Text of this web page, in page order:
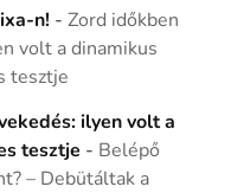
n! -Zord időkben
volt a dinamikus
tesztje
ilyen volt a
tesztje - Belépő
– Debütáltak a